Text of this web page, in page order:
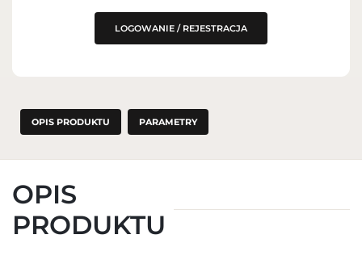
PODMIOT ODPOWIEDZIALNY ZA
WPROWADZENIE DO UE
LOGOWANIE / REJESTRACJA
OPIS PRODUKTU PARAMETRY
OPIS
PRODUKTU